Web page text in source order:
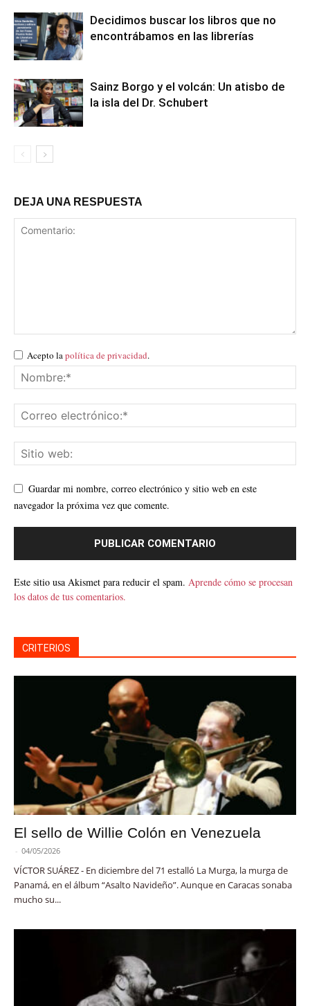
Decidimos buscar los libros que no
encontrábamos en las librerías
Sainz Borgo y el volcán: Un atisbo de
la isla del Dr. Schubert
DEJA UNA RESPUESTA
Acepto lapolítica de privacidad.
Guardar mi nombre, correo electrónico y sitio web en este
navegador la próxima vez que comente.
Este sitio usa Akismet para reducir el spam. Aprende cómo se procesan
los datos de tus comentarios.
CRITERIOS
El sello de Willie Colón en Venezuela
- 04/05/2026
VÍCTOR SUÁREZ - En diciembre del 71 estalló La Murga, la murga de
Panamá, en el álbum “Asalto Navideño”. Aunque en Caracas sonaba
mucho su...